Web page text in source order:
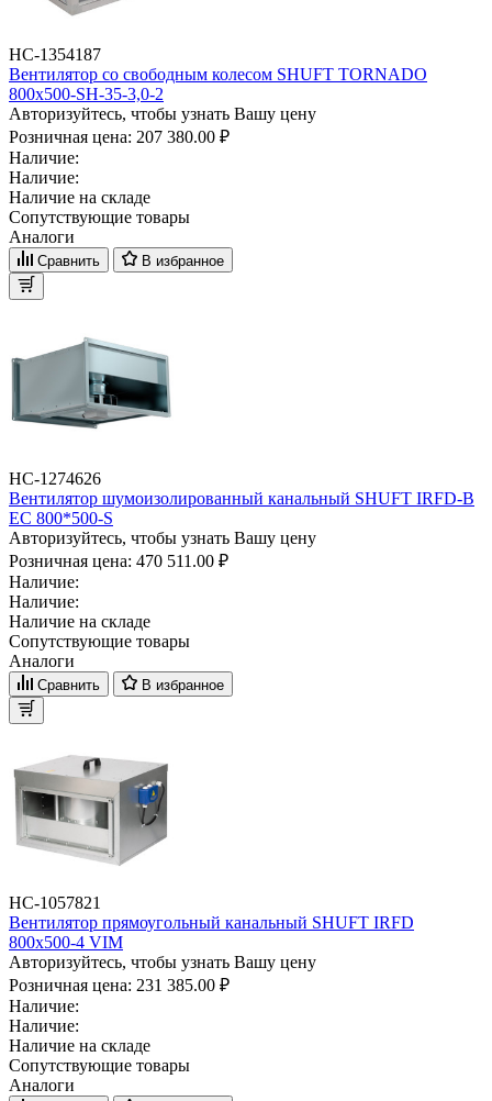
НС-1354187
Вентилятор cо свободным колесом SHUFT TORNADO
800x500-SH-35-3,0-2
Авторизуйтесь, чтобы узнать Вашу цену
Розничная цена: 207 380.00 ₽
Наличие:
Наличие:
Наличие на складе
Сопутствующие товары
Аналоги
Сравнить В избранное
НС-1274626
Вентилятор шумоизолированный канальный SHUFT IRFD-B
EC 800*500-S
Авторизуйтесь, чтобы узнать Вашу цену
Розничная цена: 470 511.00 ₽
Наличие:
Наличие:
Наличие на складе
Сопутствующие товары
Аналоги
Сравнить В избранное
НС-1057821
Вентилятор прямоугольный канальный SHUFT IRFD
800х500-4 VIM
Авторизуйтесь, чтобы узнать Вашу цену
Розничная цена: 231 385.00 ₽
Наличие:
Наличие:
Наличие на складе
Сопутствующие товары
Аналоги